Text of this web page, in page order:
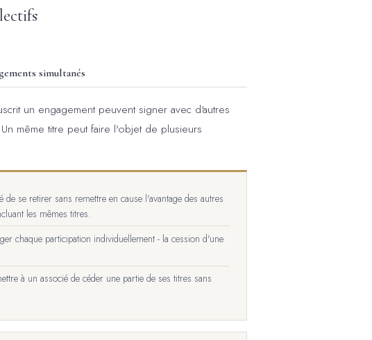
simultanés
un engagement peuvent signer avec d'autres
même titre peut faire l'objet de plusieurs
de se retirer sans remettre en cause l'avantage des autres
les mêmes titres.
chaque participation individuellement - la cession d'une
à un associé de céder une partie de ses titres sans